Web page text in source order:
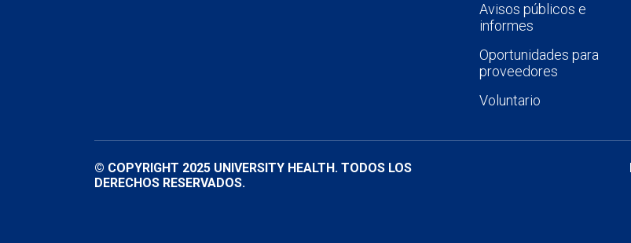
Avisos públicos e
informes
Oportunidades para
proveedores
Voluntario
© COPYRIGHT 2025 UNIVERSITY HEALTH. TODOS LOS
DERECHOS RESERVADOS.